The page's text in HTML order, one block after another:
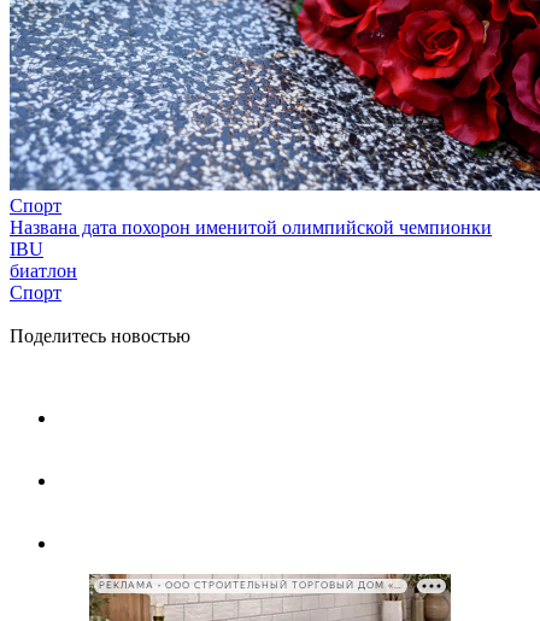
Спорт
Названа дата похорон именитой олимпийской чемпионки
IBU
биатлон
Спорт
Поделитесь новостью
РЕКЛАМА • ООО СТРОИТЕЛЬНЫЙ ТОРГОВЫЙ ДОМ «ПЕТРОВИЧ», ИНН 7802348846